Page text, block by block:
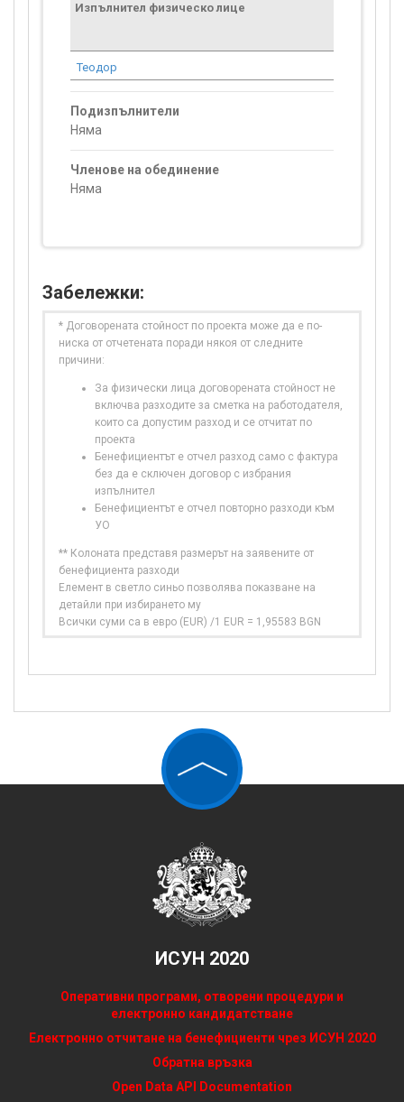
Изпълнител физическо лице
Теодор
Подизпълнители
Няма
Членове на обединение
Няма
Забележки:
* Договорената стойност по проекта може да е по-
ниска от отчетената поради някоя от следните
причини:
За физически лица договорената стойност не
включва разходите за сметка на работодателя,
които са допустим разход и се отчитат по
проекта
Бенефициентът е отчел разход само с фактура
без да е сключен договор с избрания
изпълнител
Бенефициентът е отчел повторно разходи към
УО
** Колоната представя размерът на заявените от
бенефициента разходи
Елемент в светло синьо позволява показване на
детайли при избирането му
Всички суми са в евро (EUR) /1 EUR = 1,95583 BGN
ИСУН 2020
Оперативни програми, отворени процедури и
електронно кандидатстване
Електронно отчитане на бенефициенти чрез ИСУН 2020
Обратна връзка
Open Data API Documentation